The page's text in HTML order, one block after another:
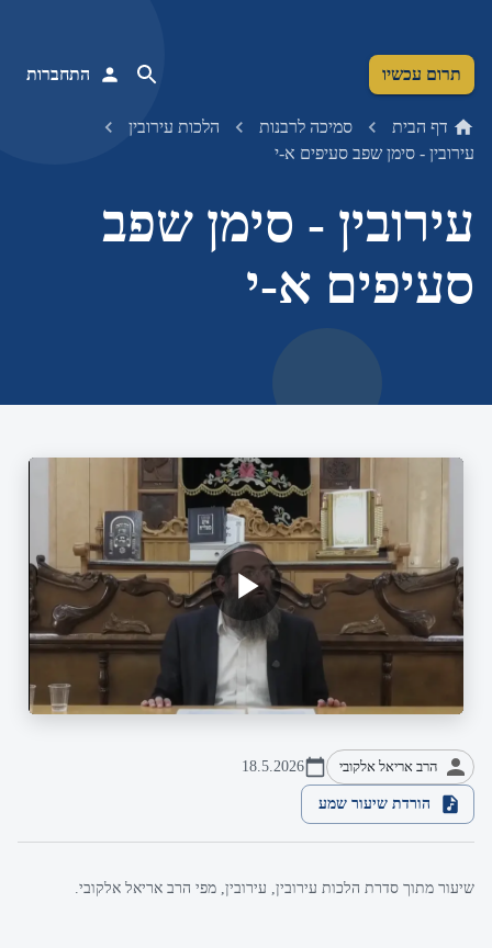
תרום עכשיו התחברות
דף הבית סמיכה לרבנות
הלכות עירובין
עירובין - סימן שפב סעיפים א-י
עירובין - סימן שפב
סעיפים א-י
הרב אריאל אלקובי 18.5.2026
הורדת שיעור שמע
שיעור מתוך סדרת הלכות עירובין, עירובין, מפי הרב אריאל אלקובי.